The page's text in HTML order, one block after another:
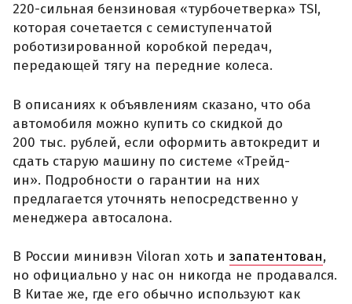
220-сильная бензиновая «турбочетверка» TSI,
которая сочетается с семиступенчатой
роботизированной коробкой передач,
передающей тягу на передние колеса.
В описаниях к объявлениям сказано, что оба
автомобиля можно купить со скидкой до
200 тыс. рублей, если оформить автокредит и
сдать старую машину по системе «Трейд-
ин». Подробности о гарантии на них
предлагается уточнять непосредственно у
менеджера автосалона.
В России минивэн Viloran хоть и запатентован,
но официально у нас он никогда не продавался.
В Китае же, где его обычно используют как